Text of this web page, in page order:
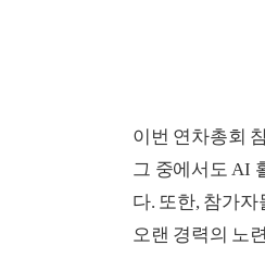
이번 연차총회
그 중에서도 AI
다. 또한, 참가
오랜 경력의 노